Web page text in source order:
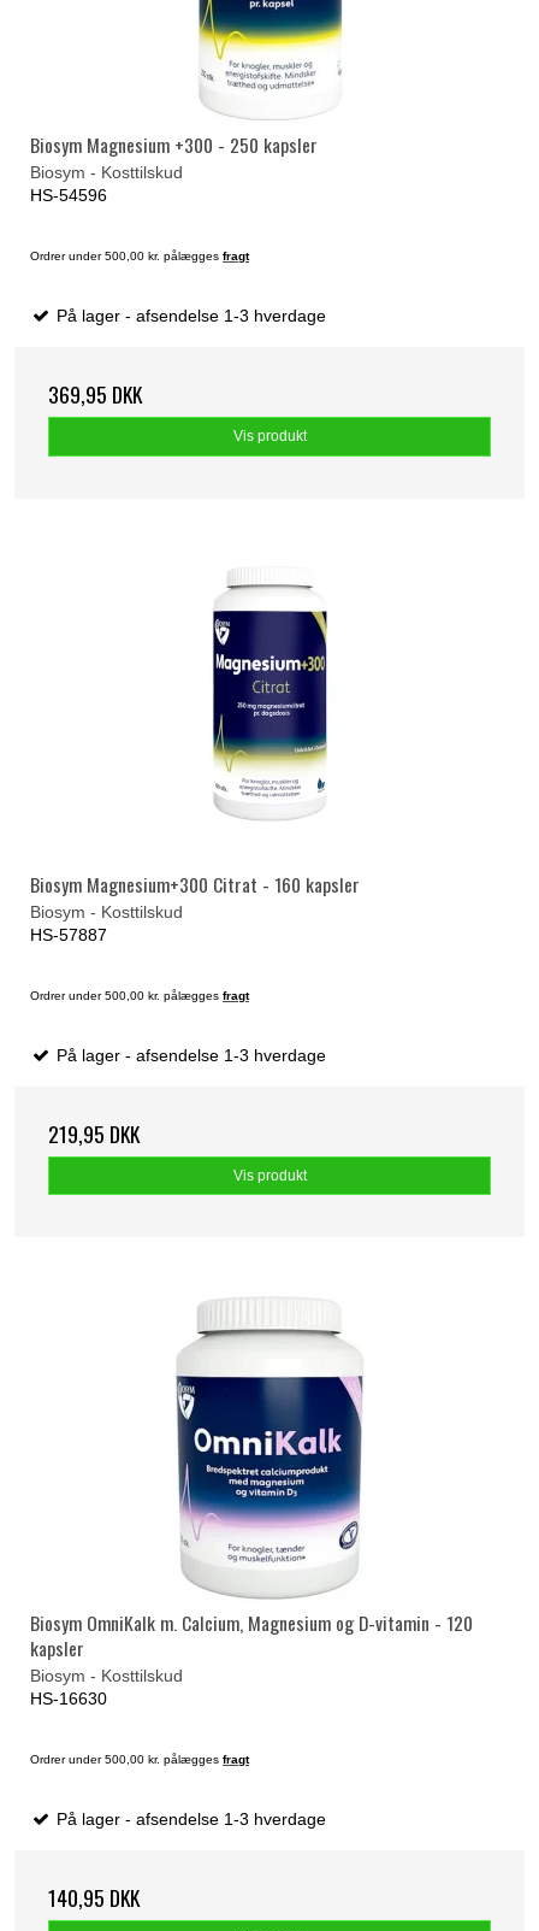
Biosym Magnesium +300 - 250 kapsler
Biosym - Kosttilskud
HS-54596
Ordrer under 500,00 kr. pålægges fragt
På lager - afsendelse 1-3 hverdage
369,95 DKK
Vis produkt
Biosym Magnesium+300 Citrat - 160 kapsler
Biosym - Kosttilskud
HS-57887
Ordrer under 500,00 kr. pålægges fragt
På lager - afsendelse 1-3 hverdage
219,95 DKK
Vis produkt
Biosym OmniKalk m. Calcium, Magnesium og D-vitamin - 120
kapsler
Biosym - Kosttilskud
HS-16630
Ordrer under 500,00 kr. pålægges fragt
På lager - afsendelse 1-3 hverdage
140,95 DKK